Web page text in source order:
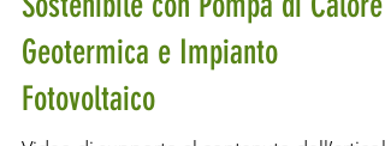
Ecco come nasce un'Albergo
Sostenibile con Pompa di Calore
Geotermica e Impianto